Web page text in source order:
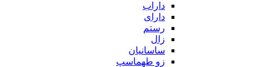
داراب
دارای
رستم
زال
ساسانیان
زو طهماسپ‏